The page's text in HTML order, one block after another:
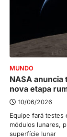
MUNDO
NASA
nova etapa
10/06/2026
Equipe fará testes
módulos lunares,
superfície lunar